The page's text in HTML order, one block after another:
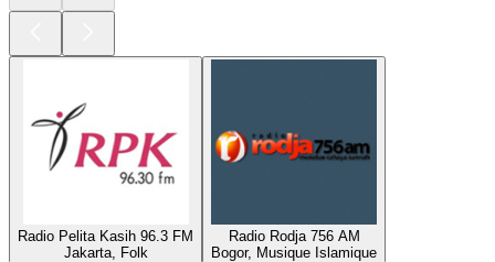
Radio Pelita Kasih 96.3 FM
Jakarta, Folk
Radio Rodja 756 AM
Bogor, Musique Islamique